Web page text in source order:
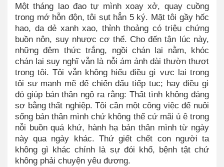
Một tháng lao đao tự mình xoay xở, quay cuồng
trong mớ hỗn độn, tôi sụt hẳn 5 ký. Mặt tôi gầy hốc
hao, da dẻ xanh xao, thỉnh thoảng có triệu chứng
buồn nôn, suy nhược cơ thể. Cho đến tận lúc này,
những đêm thức trắng, ngồi chán lại nằm, khóc
chán lại suy nghĩ vẫn là nỗi ám ảnh dài thườn thượt
trong tôi. Tôi vẫn không hiểu điều gì vực lại trong
tôi sự mạnh mẽ để chiến đấu tiếp tục; hay điều gì
đó giúp bản thân ngộ ra rằng: Thất tình không đáng
sợ bằng thất nghiệp. Tôi cần một công việc để nuôi
sống bản thân mình chứ không thể cứ mãi ủ ê trong
nỗi buồn quá khứ, hành hạ bản thân mình từ ngày
này qua ngày khác. Thứ giết chết con người ta
không gì khác chính là sự đói khổ, bệnh tật chứ
không phải chuyện yêu đương.